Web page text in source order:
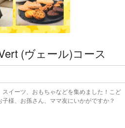
(ヴェール)コース
イーツ、おもちゃなどを集めました！こど
様、お孫さん、ママ友にいかがですか？